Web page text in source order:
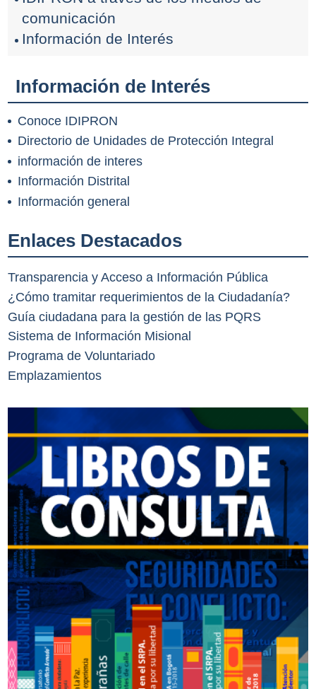
comunicación
Información de Interés
Información de Interés
Conoce IDIPRON
Directorio de Unidades de Protección Integral
información de interes
Información Distrital
Información general
Enlaces Destacados
Transparencia y Acceso a Información Pública
¿Cómo tramitar requerimientos de la Ciudadanía?
Guía ciudadana para la gestión de las PQRS
Sistema de Información Misional
Programa de Voluntariado
Emplazamientos